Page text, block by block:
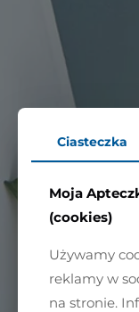
Ciasteczka
Moja
(cookies)
Używamy
reklamy w
na stronie.